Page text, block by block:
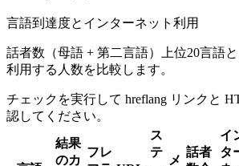
言語到達度とインターネット利用
話者数（母語 + 第二言語）上位20言語
利用する人数を比較します。
チェックを実行して hreflang リンクと
認してください。
結果
のカ
フレ
ス
テ
メ
話者
イ
タ